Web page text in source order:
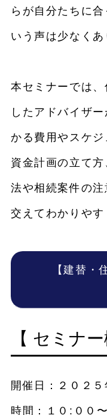
らが自分たちに
いう声は少なくあ
本セミナーでは
したアドバイザ
かる費用やスケジ
資金計画の立て
法や相続案件の
交えてわかりやす
【建替・
【 セミナー
開催日：２０２
時間：１０:００